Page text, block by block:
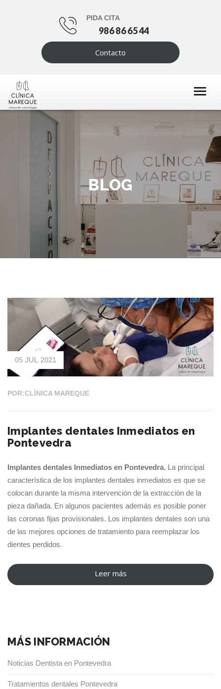
PIDA CITA
986 86 65 44
Contacto
BLOG
05 JUL 2021
POR:CLÍNICA MAREQUE
Implantes dentales Inmediatos en
Pontevedra
Implantes dentales Inmediatos en Pontevedra. La principal
característica de los implantes dentales inmediatos es que se
colocan durante la misma intervención de la extracción de la
pieza dañada. En algunos pacientes además es posible poner
las coronas fijas provisionales. Los implantes dentales son una
de las mejores opciones de tratamiento para reemplazar los
dientes perdidos.
Leer más
“Implantes
Pontevedra”
MÁS INFORMACIÓN
Noticias Dentista en Pontevedra
Tratamientos dentales Pontevedra